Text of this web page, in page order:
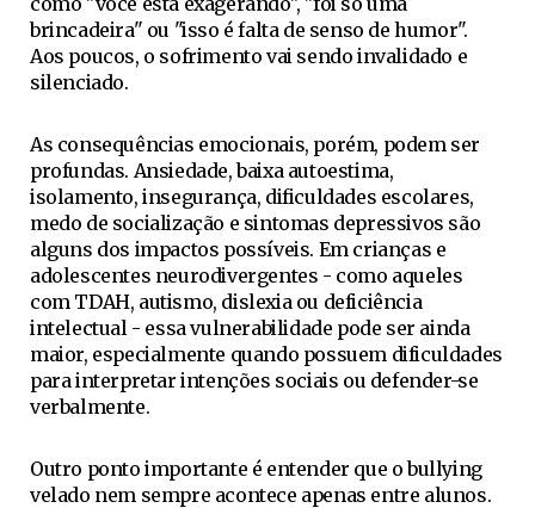
brincadeira" ou "isso é falta de senso de humor".
Aos poucos, o sofrimento vai sendo invalidado e
silenciado.
As consequências emocionais, porém, podem ser
profundas. Ansiedade, baixa autoestima,
isolamento, insegurança, dificuldades escolares,
medo de socialização e sintomas depressivos são
alguns dos impactos possíveis. Em crianças e
adolescentes neurodivergentes - como aqueles
com TDAH, autismo, dislexia ou deficiência
intelectual - essa vulnerabilidade pode ser ainda
maior, especialmente quando possuem dificuldades
para interpretar intenções sociais ou defender-se
verbalmente.
Outro ponto importante é entender que o bullying
velado nem sempre acontece apenas entre alunos.